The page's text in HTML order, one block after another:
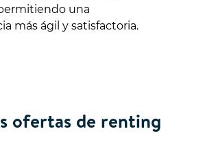
una
más ágil y satisfactoria.
ofertas de renting